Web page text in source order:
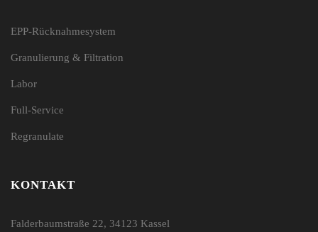
EPP-Rücknahmesystem
Granulierung & Filtration
Labor
Full-Service
Regranulate
KONTAKT
Falderbaumstraße 22, 34123 Kassel